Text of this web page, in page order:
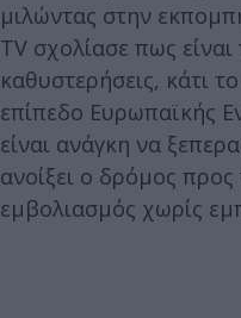
μιλώντας στην
TV σχολίασε πως
καθυστερήσεις, κάτι
επίπεδο Ευρωπαϊκής
είναι ανάγκη να
ανοίξει ο δρόμος προς
εμβολιασμός χωρίς